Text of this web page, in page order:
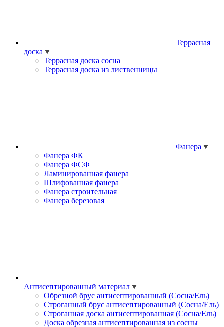
Террасная
доска
Террасная доска сосна
Террасная доска из лиственницы
Фанера
Фанера ФК
Фанера ФСФ
Ламинированная фанера
Шлифованная фанера
Фанера строительная
Фанера березовая
Антисептированный материал
Обрезной брус антисептированный (Сосна/Ель)
Строганный брус антисептированный (Сосна/Ель)
Строганная доска антисептированная (Сосна/Ель)
Доска обрезная антисептированная из сосны